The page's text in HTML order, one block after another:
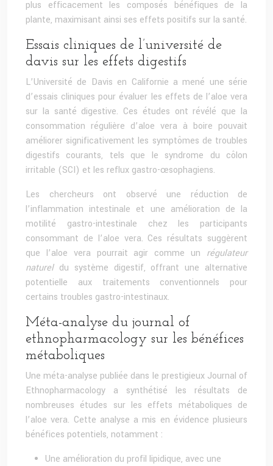
plus efficacement les composés bénéfiques de la
plante, maximisant ainsi ses effets positifs sur la santé.
Essais cliniques de l’université de
davis sur les effets digestifs
L’Université de Davis en Californie a mené une série
d’essais cliniques pour évaluer les effets de l’aloe vera
sur la santé digestive. Ces études ont révélé que la
consommation régulière d’aloe vera à boire pouvait
améliorer significativement les symptômes de troubles
digestifs courants, tels que le syndrome du côlon
irritable (SCI) et les reflux gastro-œsophagiens.
Les chercheurs ont observé une réduction de
l’inflammation intestinale et une amélioration de la
motilité gastro-intestinale chez les participants
consommant de l’aloe vera. Ces résultats suggèrent
que l’aloe vera pourrait agir comme un régulateur
naturel du système digestif, offrant une alternative
potentielle aux traitements conventionnels pour
certains troubles gastro-intestinaux.
Méta-analyse du journal of
ethnopharmacology sur les bénéfices
métaboliques
Une méta-analyse publiée dans le prestigieux Journal of
Ethnopharmacology a synthétisé les résultats de
nombreuses études sur les effets métaboliques de
l’aloe vera. Cette analyse a mis en évidence plusieurs
bénéfices potentiels, notamment :
Une amélioration du profil lipidique, avec une